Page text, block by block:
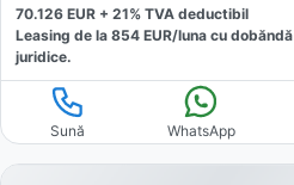
70.126 EUR + 21% TVA deductibil
Leasing de la 854 EUR/luna cu dobăndă
juridice.
Sună WhatsApp